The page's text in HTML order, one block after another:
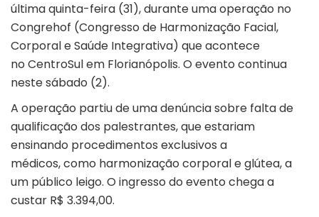
última quinta-feira (31), durante umaoperação no
Congrehof (Congresso de Harmonização Facial,
Corporal e Saúde Integrativa) que acontece
no CentroSulem Florianópolis. O evento continua
neste sábado (2).
A operação partiu de uma denúncia sobre falta de
qualificação dos palestrantes, que estariam
ensinando procedimentos exclusivos a
médicos,como harmonização corporal e glútea, a
um público leigo. O ingresso do evento chega a
custar R$ 3.394,00.